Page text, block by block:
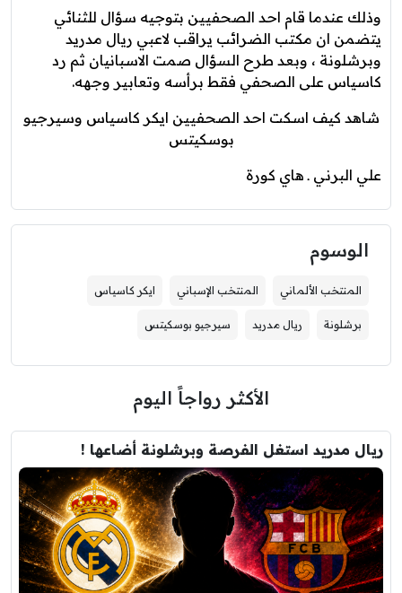
وذلك عندما قام احد الصحفيين بتوجيه سؤال للثنائي
يتضمن ان مكتب الضرائب يراقب لاعبي ريال مدريد
وبرشلونة ، وبعد طرح السؤال صمت الاسبانيان ثم رد
كاسياس على الصحفي فقط برأسه وتعابير وجهه.
شاهد كيف اسكت احد الصحفيين ايكر كاسياس وسيرجيو
بوسكيتس
علي البرني ـ هاي كورة
الوسوم
المنتخب الألماني المنتخب الإسباني ايكر كاسياس
برشلونة ريال مدريد سيرجيو بوسكيتس
الأكثر رواجاً اليوم
ريال مدريد استغل الفرصة وبرشلونة أضاعها !